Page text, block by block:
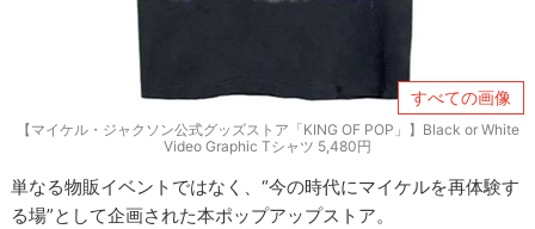
すべての画像
【マイケル・ジャクソン公式グッズストア「KING OF POP」】Black or White
Video Graphic Tシャツ 5,480円
単なる物販イベントではなく、“今の時代にマイケルを再体験す
る場”として企画された本ポップアップストア。